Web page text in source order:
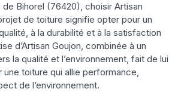
de Bihorel (76420), choisir Artisan
de toiture signifie opter pour un
à la durabilité et à la satisfaction
d’Artisan Goujon, combinée à un
la qualité et l’environnement, fait de lui
une toiture qui allie performance,
de l’environnement.